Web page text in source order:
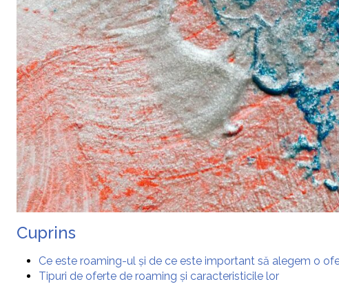
Cuprins
Ce este roaming-ul și de ce este important să alegem o
Tipuri de oferte de roaming și caracteristicile lor